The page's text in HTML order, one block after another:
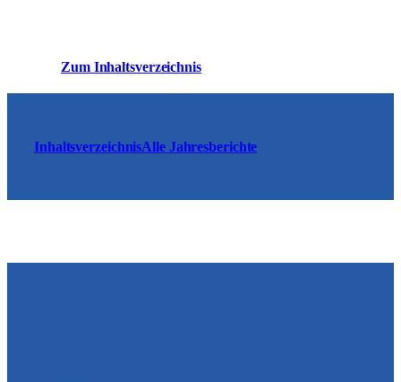
Zum Inhaltsverzeichnis
InhaltsverzeichnisAlle Jahresberichte